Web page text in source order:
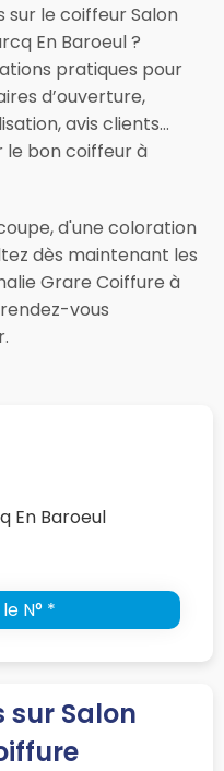
sur le coiffeur Salon
En Baroeul ?
pratiques pour
d’ouverture,
avis clients…
le bon coiffeur à
d'une coloration
dès maintenant les
Grare Coiffure à
vous
En Baroeul
N° *
sur Salon